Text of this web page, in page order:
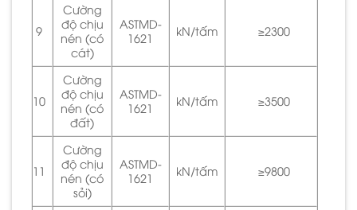
9
Cường
độ chịu
nén (có
cát)
ASTMD-
1621
kN/tấm ≥2300
10
Cường
độ chịu
nén (có
đất)
ASTMD-
1621
kN/tấm ≥3500
11
Cường
độ chịu
nén (có
sỏi)
ASTMD-
1621
kN/tấm ≥9800